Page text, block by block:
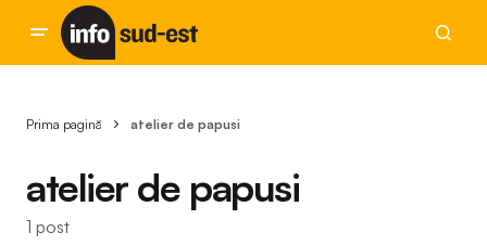
Prima pagină atelier de papusi
atelier de papusi
1 post